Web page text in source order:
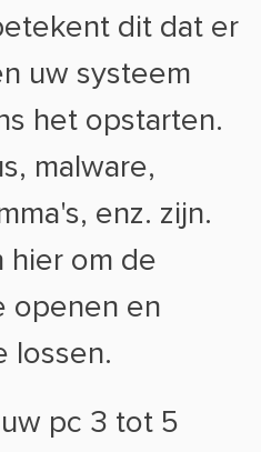
dit dat er
uw systeem
het opstarten.
malware,
enz. zijn.
hier om de
openen en
lossen.
pc 3 tot 5